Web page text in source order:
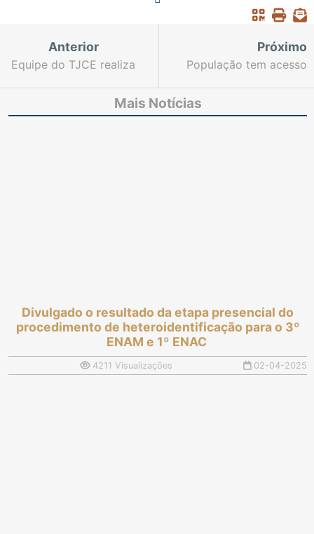
Anterior
Equipe do TJCE realiza
instalações da Casa da
Mulher Brasileira
Próximo
População tem acesso
“Justiça Itinerante” no
Vapt Vupt do Centro
Mais Notícias
Divulgado o resultado da etapa presencial do
procedimento de heteroidentificação para o 3º
ENAM e 1º ENAC
4211 Visualizações 02-04-2025